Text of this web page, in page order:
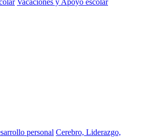
Vacaciones y Apoyo escolar
personal Cerebro, Liderazgo,